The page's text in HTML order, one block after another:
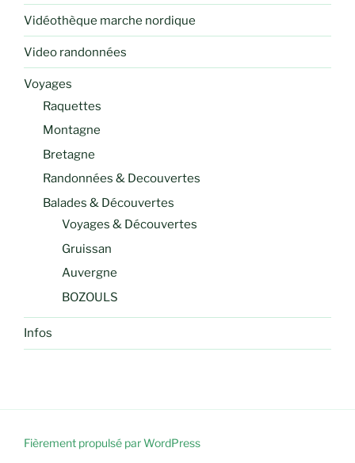
Vidéothèque marche nordique
Video randonnées
Voyages
Raquettes
Montagne
Bretagne
Randonnées & Decouvertes
Balades & Découvertes
Voyages & Découvertes
Gruissan
Auvergne
BOZOULS
Infos
Fièrement propulsé par WordPress